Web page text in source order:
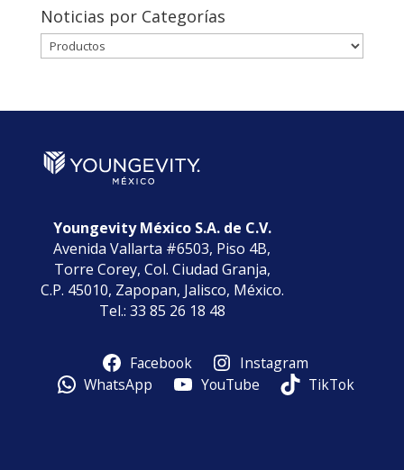
Noticias por Categorías
Noticias
por
Youngevity México S.A. de C.V.
Avenida Vallarta #6503, Piso 4B,
Torre Corey, Col. Ciudad Granja,
C.P. 45010, Zapopan, Jalisco, México.
Tel.: 33 85 26 18 48
Facebook
Instagram
WhatsApp
YouTube TikTok